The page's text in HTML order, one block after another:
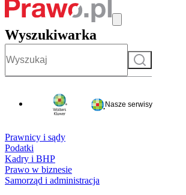
Wyszukiwarka
Szukaj
Nasze serwisy
Prawnicy i sądy
Podatki
Kadry i BHP
Prawo w biznesie
Samorząd i administracja